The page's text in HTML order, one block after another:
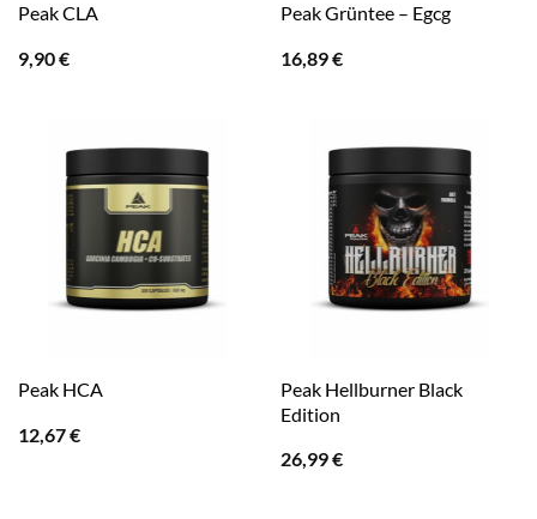
Peak CLA
9,90€
Peak Grüntee – Egcg
16,89€
Peak HCA
12,67€
Peak Hellburner Black
Edition
26,99€